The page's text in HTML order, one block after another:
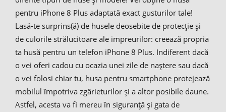
pentru iPhone 8 Plus adaptată exact gusturilor tale!
Lasă-te surprins(ă) de husele deosebite de protecție și
de culorile strălucitoare ale impreurilor: creează propria
ta husă pentru un telefon iPhone 8 Plus. Indiferent dacă
o vei oferi cadou cu ocazia unei zile de naștere sau dacă
o vei folosi chiar tu, husa pentru smartphone protejează
mobilul împotriva zgârieturilor și a altor posibile daune.
Astfel, acesta va fi mereu în siguranță și gata de